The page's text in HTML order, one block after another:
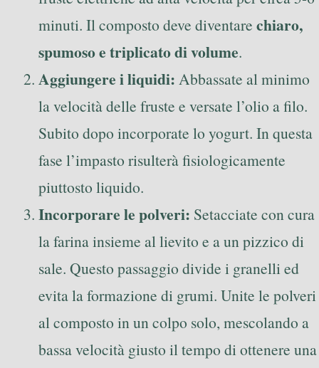
minuti. Il composto deve diventare chiaro,
spumoso e triplicato di volume.
Aggiungere i liquidi: Abbassate al minimo
la velocità delle fruste e versate l’olio a filo.
Subito dopo incorporate lo yogurt. In questa
fase l’impasto risulterà fisiologicamente
piuttosto liquido.
Incorporare le polveri: Setacciate con cura
la farina insieme al lievito e a un pizzico di
sale. Questo passaggio divide i granelli ed
evita la formazione di grumi. Unite le polveri
al composto in un colpo solo, mescolando a
bassa velocità giusto il tempo di ottenere una